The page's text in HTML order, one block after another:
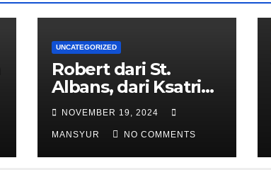
UNCATEGORIZED
Robert dari St.
Albans, dari Ksatria
Templar Menjadi
Komandan Pasukan
Shalahuddin
Merebut Kembali
NOVEMBER 19, 2024
MANSYUR NO COMMENTS